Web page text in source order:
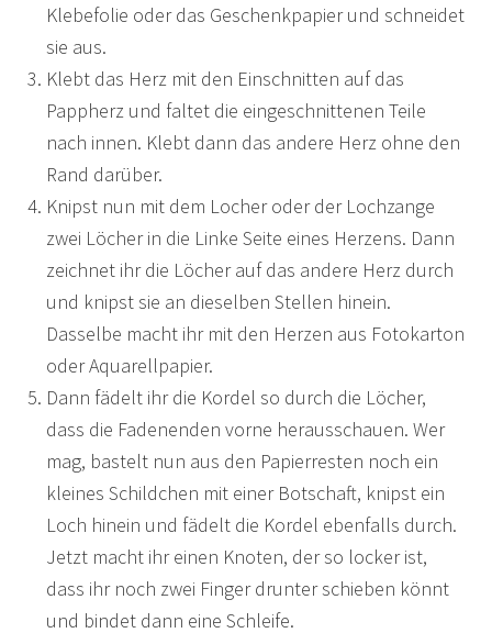
Klebefolie oder das Geschenkpapier und schneidet
sie aus.
Klebt das Herz mit den Einschnitten auf das
Pappherz und faltet die eingeschnittenen Teile
nach innen. Klebt dann das andere Herz ohne den
Rand darüber.
Knipst nun mit dem Locher oder der Lochzange
zwei Löcher in die Linke Seite eines Herzens. Dann
zeichnet ihr die Löcher auf das andere Herz durch
und knipst sie an dieselben Stellen hinein.
Dasselbe macht ihr mit den Herzen aus Fotokarton
oder Aquarellpapier.
Dann fädelt ihr die Kordel so durch die Löcher,
dass die Fadenenden vorne herausschauen. Wer
mag, bastelt nun aus den Papierresten noch ein
kleines Schildchen mit einer Botschaft, knipst ein
Loch hinein und fädelt die Kordel ebenfalls durch.
Jetzt macht ihr einen Knoten, der so locker ist,
dass ihr noch zwei Finger drunter schieben könnt
und bindet dann eine Schleife.